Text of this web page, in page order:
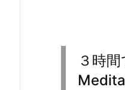
３時